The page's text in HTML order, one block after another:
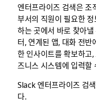
엔터프라이즈 검색은 조
부서의 직원이 필요한
하는 곳에서 바로 찾아
터, 연계된 앱, 대화 전
한 인사이트를 확보하고
즈니스 시스템에 입력할
Slack 엔터프라이즈 검
다.